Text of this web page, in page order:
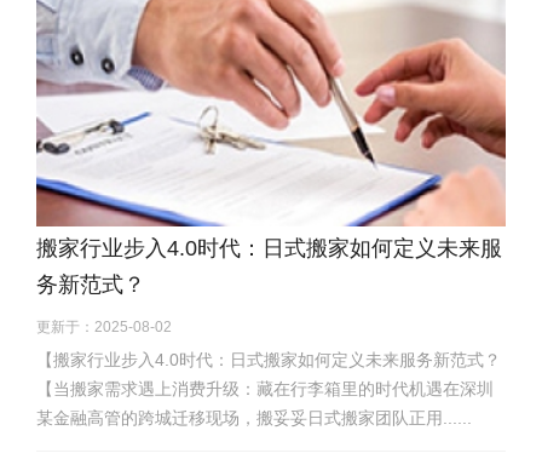
搬家行业步入4.0时代：日式搬家如何定义未来服
务新范式？
更新于：2025-08-02
【搬家行业步入4.0时代：日式搬家如何定义未来服务新范式？
【当搬家需求遇上消费升级：藏在行李箱里的时代机遇在深圳
某金融高管的跨城迁移现场，搬妥妥日式搬家团队正用......